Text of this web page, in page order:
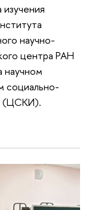
научно-
центра РАН
научном
социально-
(ЦСКИ).